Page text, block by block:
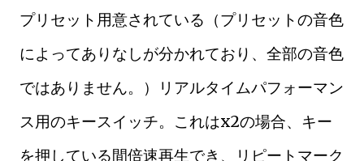
プリセット用意されている（プリセットの音色
によってありなしが分かれており、全部の音色
ではありません。）リアルタイムパフォーマン
ス用のキースイッチ。これはx2の場合、キー
を押している間倍速再生でき、リピートマーク